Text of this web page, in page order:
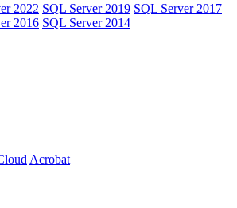
2022 SQL Server 2019 SQL Server 2017
2016 SQL Server 2014
Acrobat